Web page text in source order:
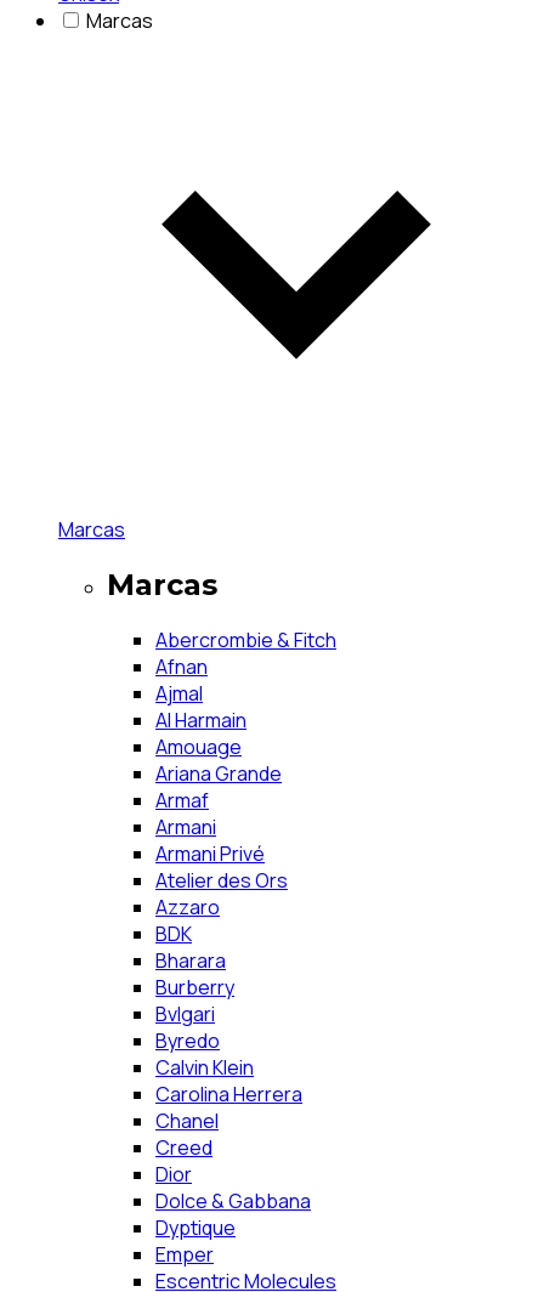
Marcas
Marcas
Marcas
Abercrombie & Fitch
Afnan
Ajmal
Al Harmain
Amouage
Ariana Grande
Armaf
Armani
Armani Privé
Atelier des Ors
Azzaro
BDK
Bharara
Burberry
Bvlgari
Byredo
Calvin Klein
Carolina Herrera
Chanel
Creed
Dior
Dolce & Gabbana
Dyptique
Emper
Escentric Molecules